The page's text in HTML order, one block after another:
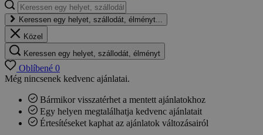
Keressen egy helyet, szállodát, élményt...
Közel
Keressen egy helyet, szállodát, élményt
Oblíbené 0
Még nincsenek kedvenc ajánlatai.
Bármikor visszatérhet a mentett ajánlatokhoz
Egy helyen megtalálhatja kedvenc ajánlatait
Értesítéseket kaphat az ajánlatok változásairól